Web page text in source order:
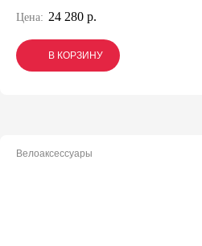
Цена: 24 280 р.
В КОРЗИНУ
В КОРЗИНУ
В КОРЗИНУ
Велоаксессуары